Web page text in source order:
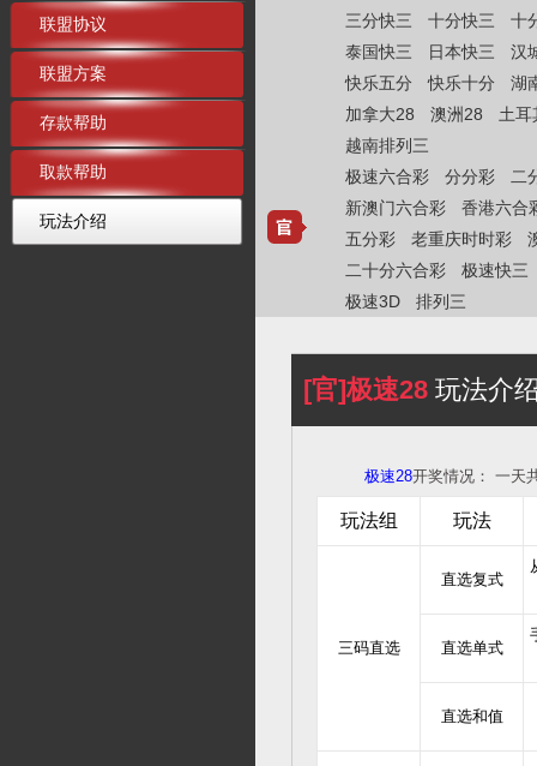
联盟协议
联盟方案
存款帮助
取款帮助
玩法介绍
三分快三
十分快三
十
泰国快三
日本快三
汉
快乐五分
快乐十分
湖
加拿大28
澳洲28
土耳
越南排列三
极速六合彩
分分彩
二
新澳门六合彩
香港六合
五分彩
老重庆时时彩
二十分六合彩
极速快三
极速3D
排列三
[官]极速28 玩法介
极速28开奖情况： 一天
玩法组 玩法
三码直选
直选复式
直选单式
直选和值